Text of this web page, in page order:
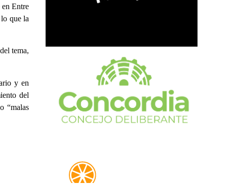
en Entre
que la
tema,
y en
del
“malas